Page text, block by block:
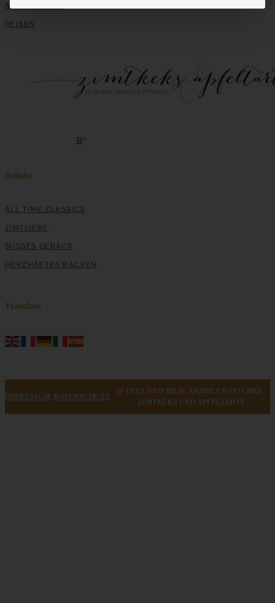
ALLE REZEPTE
REISEN
Beliebt
ALL TIME CLASSICS
ZIMTLIEBE
SÜSSES GEBÄCK
HERZHAFTES BACKEN
Translate
IMPRESSUM DATENSCHUTZ
@ TEXT UND BILD: ANDREA NATSCHKE |
ZIMTKEKS UND APFELTARTE